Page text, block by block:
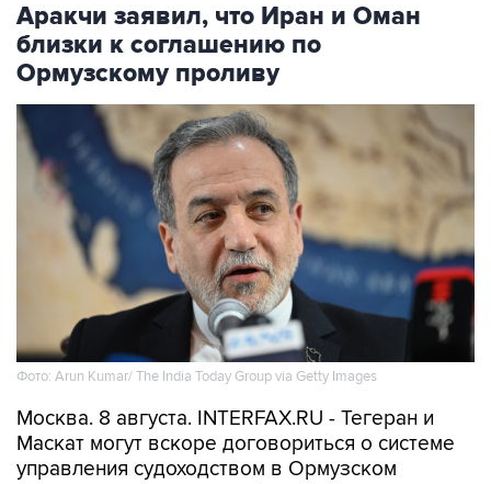
Аракчи заявил, что Иран и Оман
близки к соглашению по
Ормузскому проливу
Фото: Arun Kumar/ The India Today Group via Getty Images
Москва. 8 августа. INTERFAX.RU - Тегеран и
Маскат могут вскоре договориться о системе
управления судоходством в Ормузском